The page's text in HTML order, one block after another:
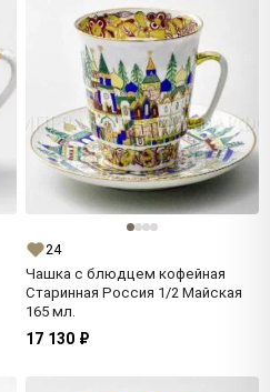
24
Чашка с блюдцем кофейная
Старинная Россия 1/2 Майская
165 мл.
17 130 ₽